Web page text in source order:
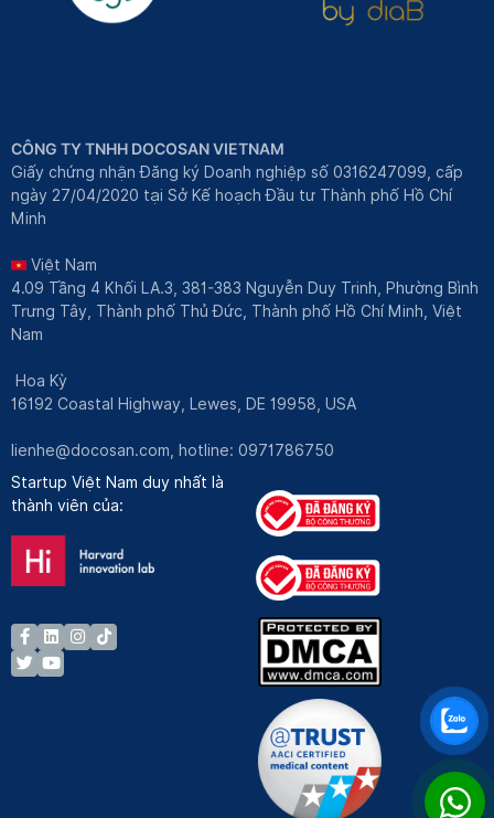
CÔNG TY TNHH DOCOSAN VIETNAM
Giấy chứng nhận Đăng ký Doanh nghiệp số 0316247099, cấp
ngày 27/04/2020 tại Sở Kế hoạch Đầu tư Thành phố Hồ Chí
Minh
Việt Nam
4.09 Tầng 4 Khối LA.3, 381-383 Nguyễn Duy Trinh, Phường Bình
Trưng Tây, Thành phố Thủ Đức, Thành phố Hồ Chí Minh, Việt
Nam
Hoa Kỳ
16192 Coastal Highway, Lewes, DE 19958, USA
lienhe@docosan.com , hotline: 0971786750
Startup Việt Nam duy nhất là
thành viên của: